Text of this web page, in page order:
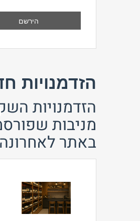
הזדמנויות
הזדמנויות
מניבות
באתר לאחרונה
צפה